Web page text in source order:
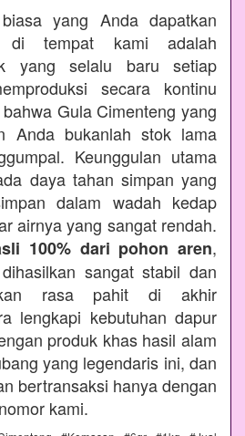
yang Anda dapatkan
di tempat kami adalah
yang selalu baru setiap
secara kontinu
Gula Cimenteng yang
Anda bukanlah stok lama
Keunggulan utama
daya tahan simpan yang
dalam wadah kedap
airnya yang sangat rendah.
100% dari pohon aren,
sangat stabil dan
rasa pahit di akhir
lengkapi kebutuhan dapur
produk khas hasil alam
yang legendaris ini, dan
bertransaksi hanya dengan
kami.